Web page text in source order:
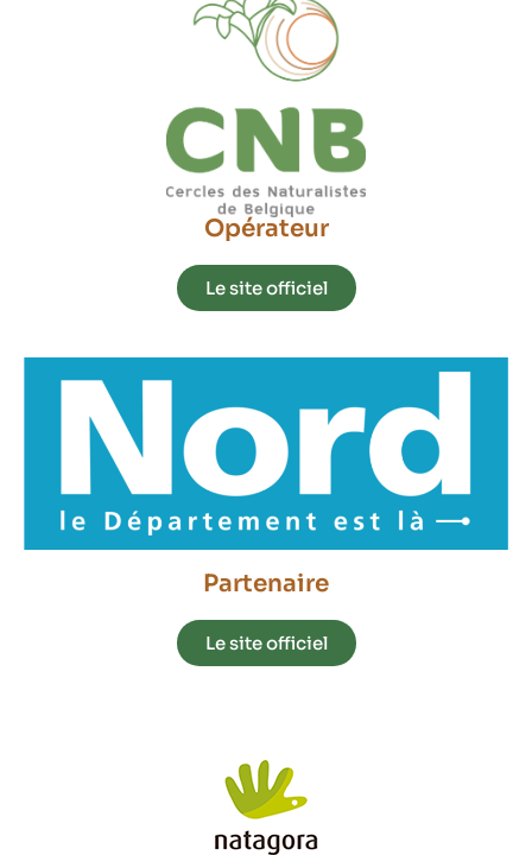
Opérateur
Le site officiel
Partenaire
Le site officiel